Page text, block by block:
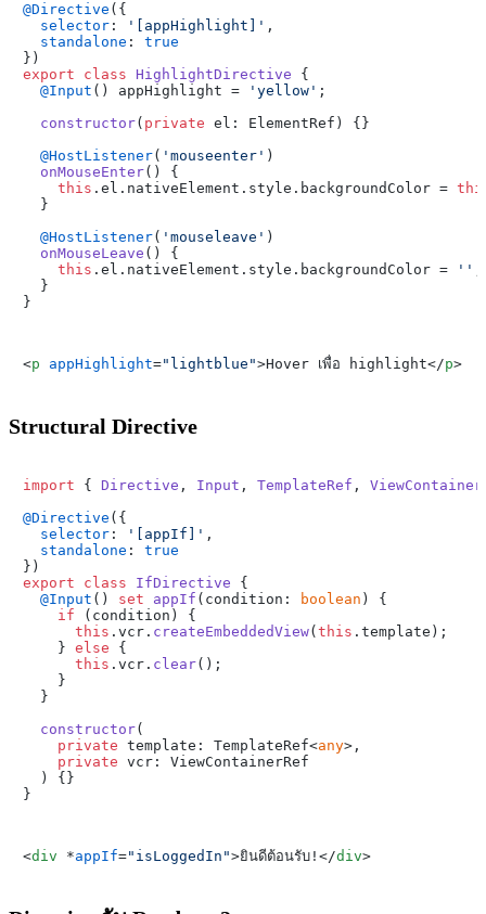
@Directive ({
selector : '[appHighlight]' ,
standalone : true
export
class HighlightDirective {
@Input () appHighlight = 'yellow' ;
constructor( private el: ElementRef ) {}
@HostListener( 'mouseenter' )
onMouseEnter( ) {
this . el . nativeElement . style . backgroundColor =
  }
@HostListener( 'mouseleave' )
onMouseLeave ( ) {
this . el . nativeElement . style . backgroundColor = ''
  }
<p appHighlight="lightblue">Hover เพื่อ highlight</p>
Structural Directive
import { Directive , Input , TemplateRef ,
@Directive ({
selector : '[appIf]' ,
standalone : true
export
class IfDirective {
@Input () set appIf ( condition: boolean ) {
if (condition) {
this . vcr . createEmbeddedView( this . template );
    }
else {
this . vcr . clear();
    }
  }
constructor(
private template: TemplateRef<any>,
private vcr: ViewContainerRef
) {}
<div *appIf="isLoggedIn">ยินดีต้อนรับ! </div>